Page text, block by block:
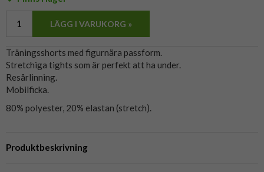
LÄGG I VARUKORG »
Produktbeskrivning
Träningsshorts med figurnära passform.
Stretchiga tights som är perfekt att ha under.
Resårlinning.
Mobilficka.
80% polyester, 20% elastan (stretch).